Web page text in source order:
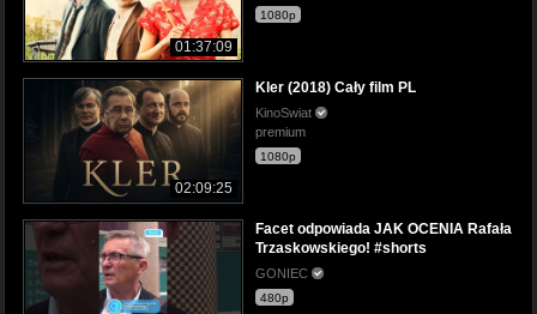
01:37:09
1080p
02:09:25
Kler (2018) Cały film PL
KinoSwiat
premium
1080p
Facet odpowiada JAK OCENIA Rafała
Trzaskowskiego! #shorts
GONIEC
480p